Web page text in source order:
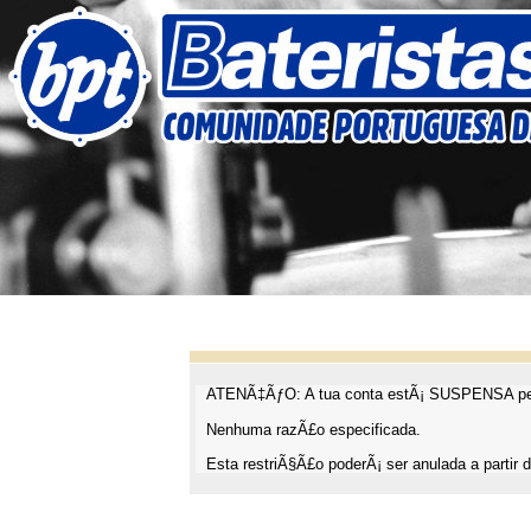
ATENÃ‡ÃƒO: A tua conta estÃ¡ SUSPENSA
Nenhuma razÃ£o especificada.
Esta restriÃ§Ã£o poderÃ¡ ser anulada a partir